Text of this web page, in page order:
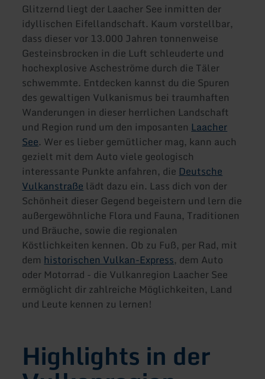
Glitzernd liegt der Laacher See inmitten der
idyllischen Eifellandschaft. Kaum vorstellbar,
dass dieser vor 13.000 Jahren tonnenweise
Gesteinsbrocken in die Luft schleuderte und
hochexplosive Ascheströme durch die Täler
schwemmte. Entdecken kannst du die Spuren
des gewaltigen Vulkanismus bei traumhaften
Wanderungen in dieser herrlichen Landschaft
und Region rund um den imposanten Laacher
See. Wer es lieber gemütlicher mag, kann auch
gezielt mit dem Auto viele geologisch
interessante Punkte anfahren, die Deutsche
Vulkanstraße lädt dazu ein. Lass dich von der
Schönheit dieser Gegend begeistern und lern die
außergewöhnliche Flora und Fauna, Traditionen
und Bräuche, sowie die regionalen
Köstlichkeiten kennen. Ob zu Fuß, per Rad, mit
dem historischen Vulkan-Express, dem Auto
oder Motorrad - die Vulkanregion Laacher See
ermöglicht dir zahlreiche Möglichkeiten, Land
und Leute kennen zu lernen!
Highlights in der